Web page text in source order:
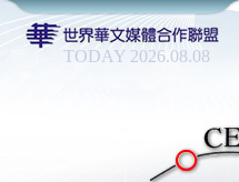
TODAY 2026.08.08